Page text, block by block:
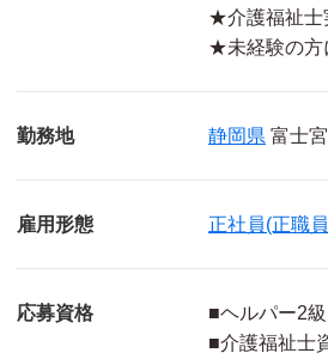
★介護福祉士
★未経験の方
勤務地 静岡県 富士
雇用形態 正社員(正職
応募資格
■ヘルパー2
■介護福祉士